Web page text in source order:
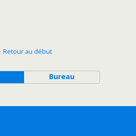
Retour au début
Bureau